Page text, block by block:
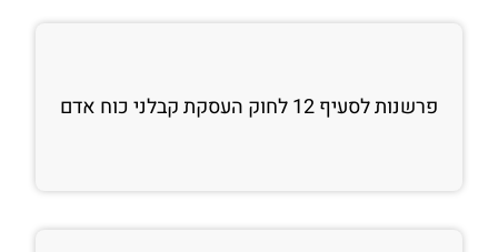
פרשנות לסעיף 12 לחוק העסקת קבלני כוח אדם